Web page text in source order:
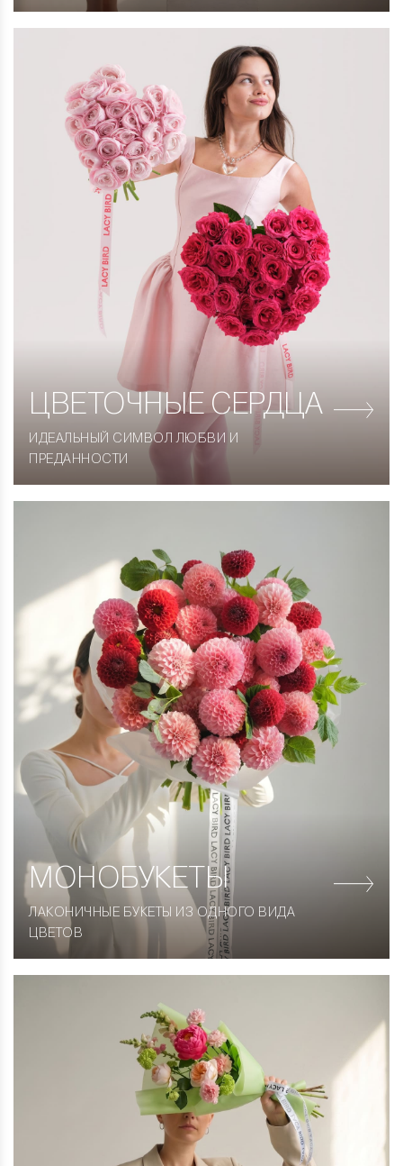
ЦВЕТОЧНЫЕ СЕРДЦА
ИДЕАЛЬНЫЙ СИМВОЛ ЛЮБВИ И
ПРЕДАННОСТИ
МОНОБУКЕТЫ
ЛАКОНИЧНЫЕ БУКЕТЫ ИЗ ОДНОГО ВИДА
ЦВЕТОВ